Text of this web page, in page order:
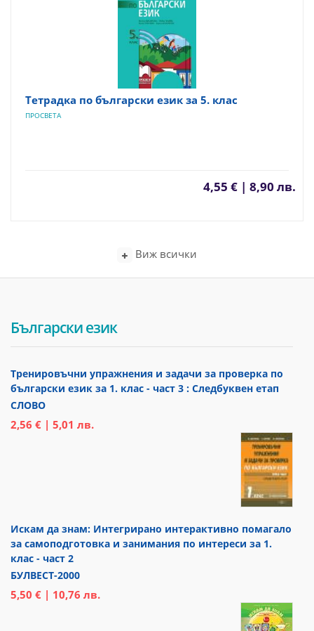
Тетрадка по български език за 5. клас
ПРОСВЕТА
4,55 € | 8,90 лв.
Виж всички
Български език
Тренировъчни упражнения и задачи за проверка по
български език за 1. клас - част 3 : Следбуквен етап
СЛОВО
2,56 € | 5,01 лв.
Искам да знам: Интегрирано интерактивно помагало
за самоподготовка и занимания по интереси за 1.
клас - част 2
БУЛВЕСТ-2000
5,50 € | 10,76 лв.